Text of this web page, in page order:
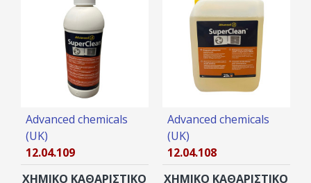
Advanced chemicals
(UK)
12.04.109
ΧΗΜΙΚΌ ΚΑΘΑΡΙΣΤΙΚΌ
Advanced chemicals
(UK)
12.04.108
ΧΗΜΙΚΌ ΚΑΘΑΡΙΣΤΙΚΌ